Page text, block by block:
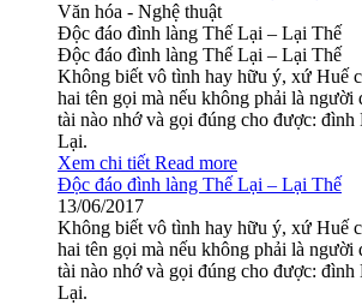
Văn hóa - Nghệ thuật
Độc đáo đình làng Thế Lại – Lại Thế
Độc đáo đình làng Thế Lại – Lại Thế
Không biết vô tình hay hữu ý, xứ Huế
hai tên gọi mà nếu không phải là người
tài nào nhớ và gọi đúng cho được:
Lại.
Xem chi tiết Read more
Độc đáo đình làng Thế Lại – Lại Thế
13/06/2017
Không biết vô tình hay hữu ý, xứ Huế
hai tên gọi mà nếu không phải là người
tài nào nhớ và gọi đúng cho được:
Lại.